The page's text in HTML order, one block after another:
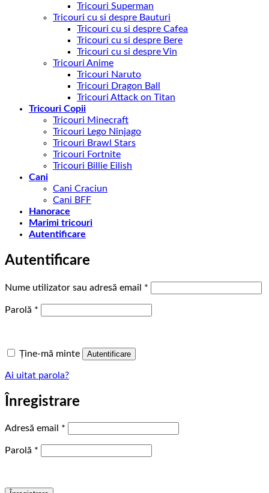
Tricouri Superman
Tricouri cu si despre Bauturi
Tricouri cu si despre Cafea
Tricouri cu si despre Bere
Tricouri cu si despre Vin
Tricouri Anime
Tricouri Naruto
Tricouri Dragon Ball
Tricouri Attack on Titan
Tricouri Copii
Tricouri Minecraft
Tricouri Lego Ninjago
Tricouri Brawl Stars
Tricouri Fortnite
Tricouri Billie Eilish
Cani
Cani Craciun
Cani BFF
Hanorace
Marimi tricouri
Autentificare
Autentificare
Nume utilizator sau adresă email *
Parolă *
Ține-mă minte Autentificare
Ai uitat parola?
Înregistrare
Adresă email *
Parolă *